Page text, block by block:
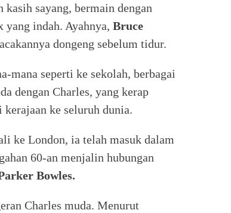
sayang, bermain dengan
yang indah. Ayahnya, Bruce
dongeng sebelum tidur.
mana seperti ke sekolah, berbagai
dengan Charles, yang kerap
ke seluruh dunia.
ke London, ia telah masuk dalam
60-an menjalin hubungan
Bowles.
Charles muda. Menurut